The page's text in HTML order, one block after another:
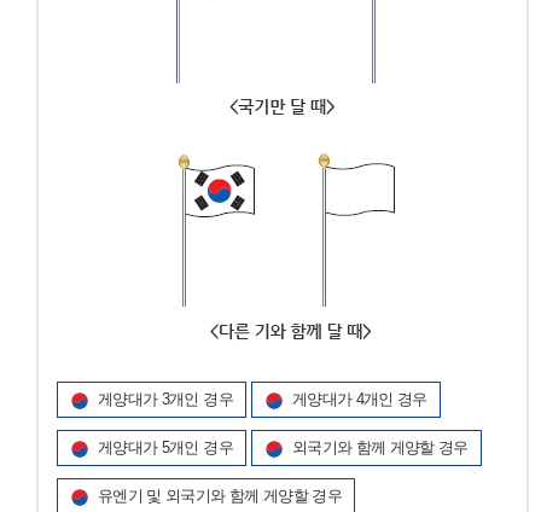
게양대가 3개인 경우 게양대가 4개인 경우
게양대가 5개인 경우 외국기와 함께 게양할 경우
유엔기 및 외국기와 함께 게양할 경우